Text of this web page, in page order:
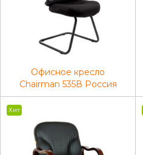
Офисное кресло
Chairman 535В Россия
ткань черный/черный
Хит